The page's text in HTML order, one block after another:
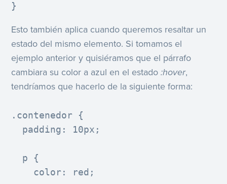
}
Esto también aplica cuando queremos resaltar un
estado del mismo elemento. Si tomamos el
ejemplo anterior y quisiéramos que el párrafo
cambiara su color a azul en el estado:hover,
tendríamos que hacerlo de la siguiente forma:
.contenedor {
  padding: 10px;
  p {
    color: red;